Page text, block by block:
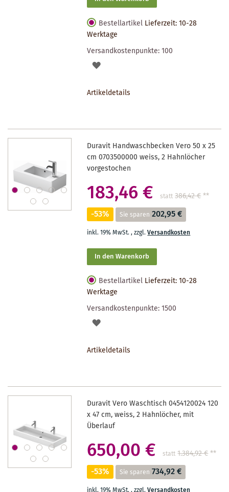
Bestellartikel Lieferzeit: 10-28
Werktage
Versandkostenpunkte:100
AUF
Artikeldetails
Duravit Handwaschbecken Vero 50 x 25
cm 0703500000 weiss, 2 Hahnlöcher
vorgestochen
183,46 € statt 386,42 €**
-53% Sie sparen 202,95 €
inkl. 19% MwSt.,zzgl.Versandkosten
In den Warenkorb
Bestellartikel Lieferzeit: 10-28
Werktage
Versandkostenpunkte:1500
AUF
Artikeldetails
Duravit Vero Waschtisch 0454120024 120
x 47 cm, weiss, 2 Hahnlöcher, mit
Überlauf
650,00 € statt 1.384,92 €**
-53% Sie sparen 734,92 €